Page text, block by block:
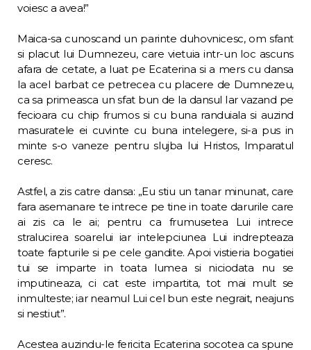
voiesc a avea!”
Maica-sa cunoscand un parinte duhovnicesc, om sfant
si placut lui Dumnezeu, care vietuia intr-un loc ascuns
afara de cetate, a luat pe Ecaterina si a mers cu dansa
la acel barbat ce petrecea cu placere de Dumnezeu,
ca sa primeasca un sfat bun de la dansul Iar vazand pe
fecioara cu chip frumos si cu buna randuiala si auzind
masuratele ei cuvinte cu buna intelegere, si-a pus in
minte s-o vaneze pentru slujba lui Hristos, Imparatul
ceresc.
Astfel, a zis catre dansa: „Eu stiu un tanar minunat, care
fara asemanare te intrece pe tine in toate darurile care
ai zis ca le ai; pentru ca frumusetea Lui intrece
stralucirea soarelui iar intelepciunea Lui indrepteaza
toate fapturile si pe cele gandite. Apoi vistieria bogatiei
tui se imparte in toata lumea si niciodata nu se
imputineaza, ci cat este impartita, tot mai mult se
inmulteste; iar neamul Lui cel bun este negrait, neajuns
si nestiut”.
Acestea auzindu-le fericita Ecaterina socotea ca spune